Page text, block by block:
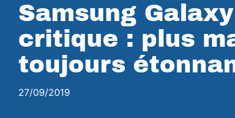
Samsung
critique : plus
toujours
27/09/2019